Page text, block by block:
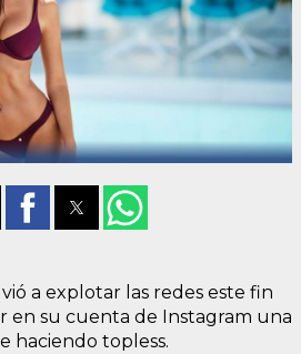
a explotar las redes este fin
en su cuenta de Instagram una
haciendo topless.